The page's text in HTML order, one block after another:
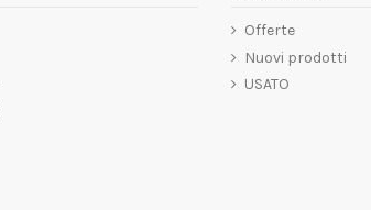
Offerte
Nuovi prodotti
USATO